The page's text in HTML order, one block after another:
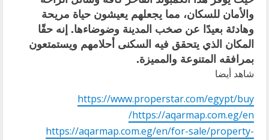
والأمان للسكان، مما يجعلهم يعيشون حياة مريحة
وهادئة بعيدًا عن صخب المدينة وضوضاءها. إنه حقًا
المكان الذي يتحقق فيه السكنى أحلامهم ويستمتعون
بمرافقه المتنوعة والمميزة.
شاهد أيضا
https://www.properstar.com/egypt/buy
https://aqarmap.com.eg/en/
https://aqarmap.com.eg/en/for-sale/property-